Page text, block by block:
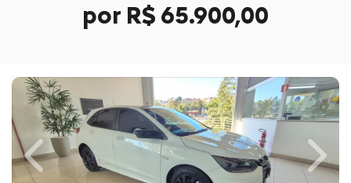
por R$ 65.900,00
Previous Next